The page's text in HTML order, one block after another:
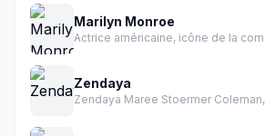
Marilyn Monroe
Zendaya